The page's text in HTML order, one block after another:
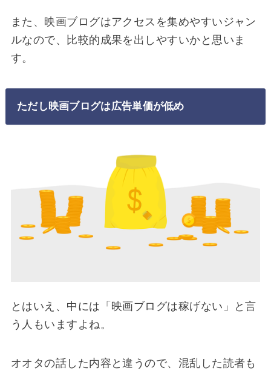
また、映画ブログはアクセスを集めやすいジャン
ルなので、比較的成果を出しやすいかと思いま
す。
ただし映画ブログは広告単価が低め
とはいえ、中には「映画ブログは稼げない」と言
う人もいますよね。
オオタの話した内容と違うので、混乱した読者も